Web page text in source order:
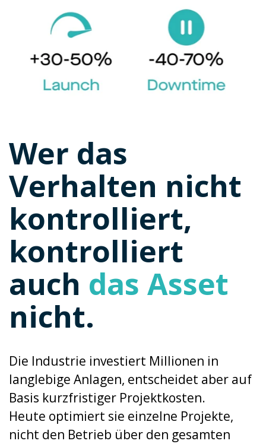
Wer das
Verhalten nicht
kontrolliert,
kontrolliert
auch das Asset
nicht.
Die Industrie investiert Millionen in
langlebige Anlagen, entscheidet aber auf
Basis kurzfristiger Projektkosten.
Heute optimiert sie einzelne Projekte,
nicht den Betrieb über den gesamten